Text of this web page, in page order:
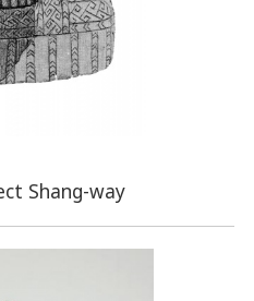
Shang-way